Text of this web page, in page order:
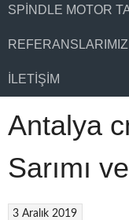
SPINDLE MOTOR
REFERANSLARIMIZ
İLETIŞIM
Antalya
Sarımı
3 Aralık 2019